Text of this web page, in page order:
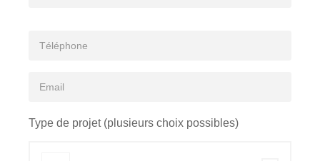
Type de projet (plusieurs choix possibles)